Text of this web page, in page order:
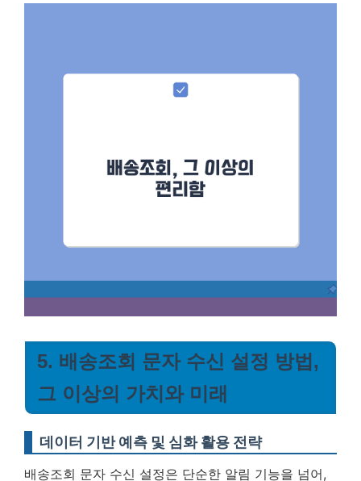
5. 배송조회 문자 수신 설정 방법,
그 이상의 가치와 미래
데이터 기반 예측 및 심화 활용 전략
배송조회 문자 수신 설정은 단순한 알림 기능을 넘어,